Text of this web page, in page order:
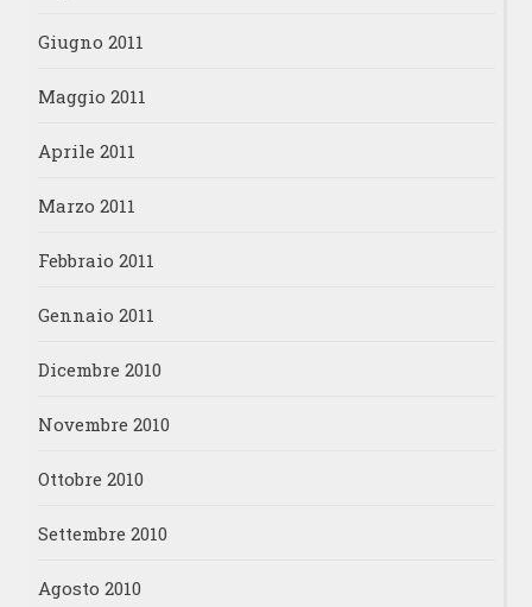
Giugno 2011
Maggio 2011
Aprile 2011
Marzo 2011
Febbraio 2011
Gennaio 2011
Dicembre 2010
Novembre 2010
Ottobre 2010
Settembre 2010
Agosto 2010